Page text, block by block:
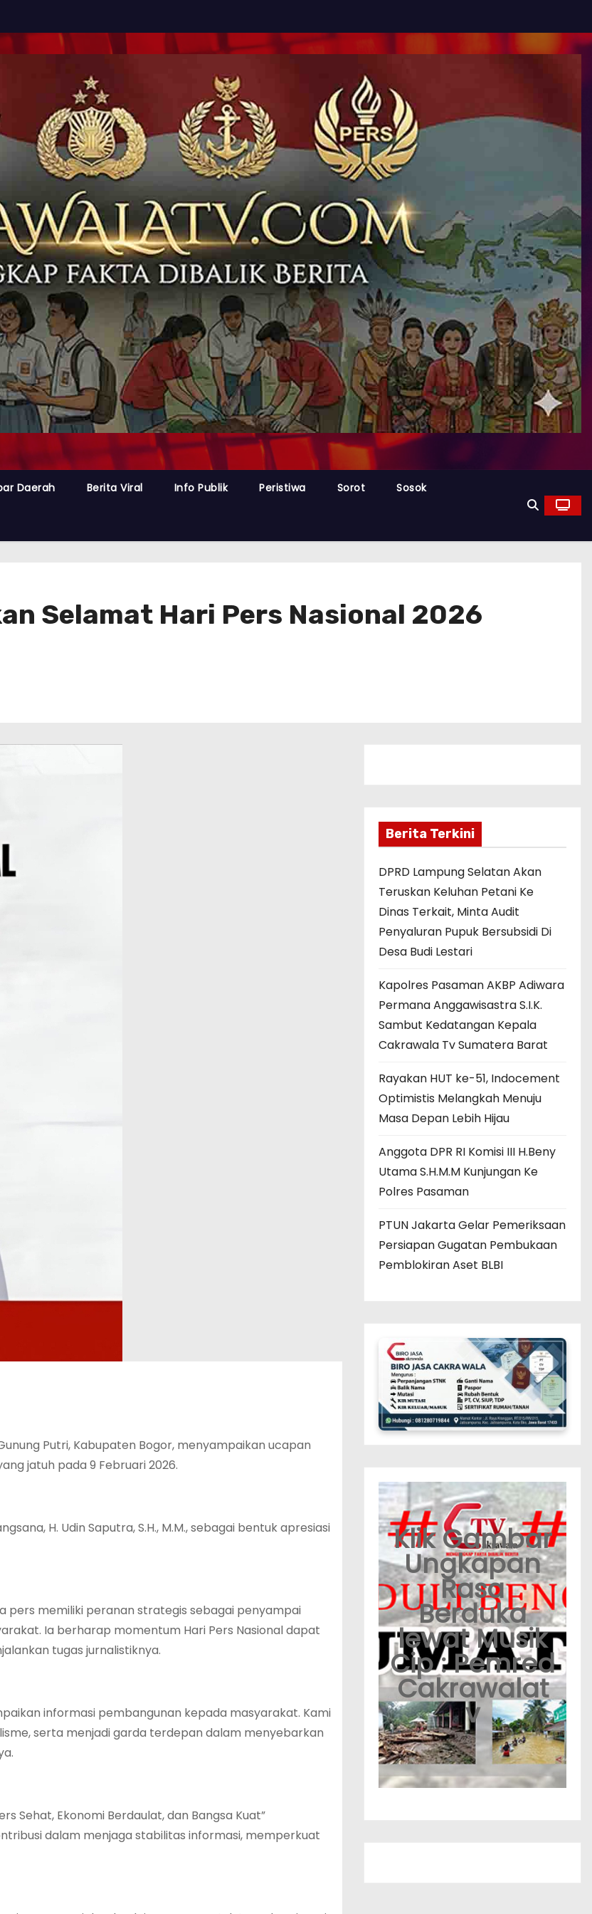
Daerah Berita Viral Info Publik Peristiwa Sorot Sosok
Selamat Hari Pers Nasional 2026
Putri, Kabupaten Bogor, menyampaikan ucapan
jatuh pada 9 Februari 2026.
H. Udin Saputra, S.H., M.M., sebagai bentuk apresiasi
pers memiliki peranan strategis sebagai penyampai
Ia berharap momentum Hari Pers Nasional dapat
tugas jurnalistiknya.
informasi pembangunan kepada masyarakat. Kami
serta menjadi garda terdepan dalam menyebarkan
Sehat, Ekonomi Berdaulat, dan Bangsa Kuat”
dalam menjaga stabilitas informasi, memperkuat
Berita Terkini
DPRD Lampung Selatan Akan
Teruskan Keluhan Petani Ke
Dinas Terkait, Minta Audit
Penyaluran Pupuk Bersubsidi Di
Desa Budi Lestari
Kapolres Pasaman AKBP Adiwara
Permana Anggawisastra S.I.K.
Sambut Kedatangan Kepala
Cakrawala Tv Sumatera Barat
Rayakan HUT ke-51, Indocement
Optimistis Melangkah Menuju
Masa Depan Lebih Hijau
Anggota DPR RI Komisi III H.Beny
Utama S.H.M.M Kunjungan Ke
Polres Pasaman
PTUN Jakarta Gelar Pemeriksaan
Persiapan Gugatan Pembukaan
Pemblokiran Aset BLBI
Klik Gambar
Ungkapan
Rasa
Berduka
lewat Musik
Cip : Pemred
Cakrawalat
v